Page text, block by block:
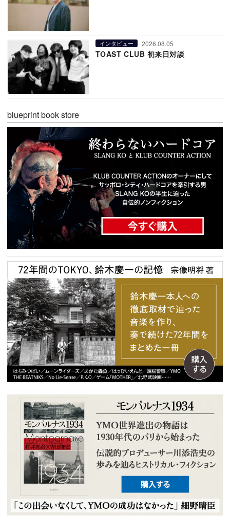
インタビュー 2026.08.05
TOAST CLUB 初来日対談
blueprint book store